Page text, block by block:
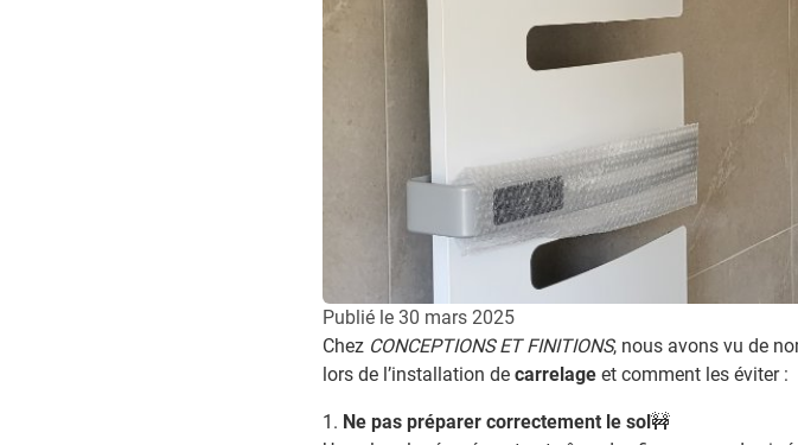
Publié le 30 mars 2025
Chez CONCEPTIONS ET FINITIONS, nous avons vu de
lors de l’installation de carrelage et comment les éviter :
1️ . Ne pas préparer correctement le sol🚧